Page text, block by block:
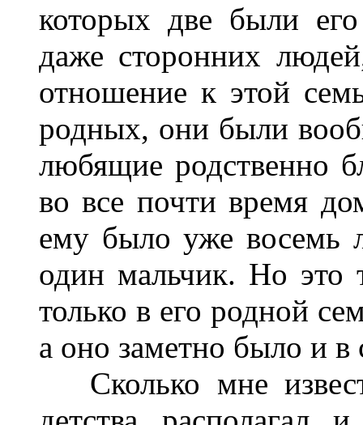
которых две были
даже сторонних
отношение к этой
родных, они были
любящие родственно
во все почти время
ему было уже восемь
один мальчик. Но это
только в его родной
а оно заметно было и в
Сколько мне